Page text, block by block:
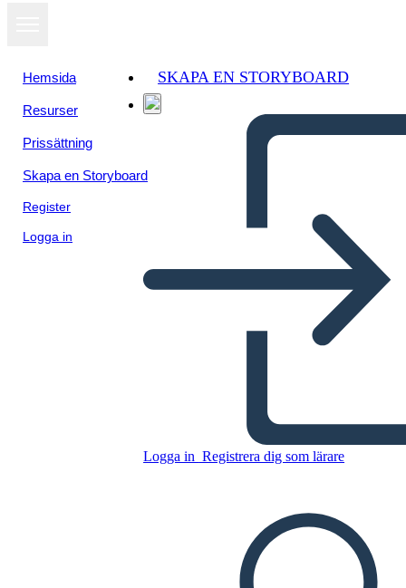
Hemsida
Resurser
Prissättning
Skapa en Storyboard
Register
Logga in
SKAPA EN STORYBOARD
Logga in Registrera dig som lärare
Mesopotamia UVA
SPELA UPP BILDSPEL
LÄS FÖR MIG